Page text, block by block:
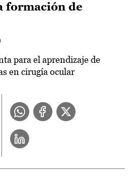
formación de
para el aprendizaje de
en cirugía ocular